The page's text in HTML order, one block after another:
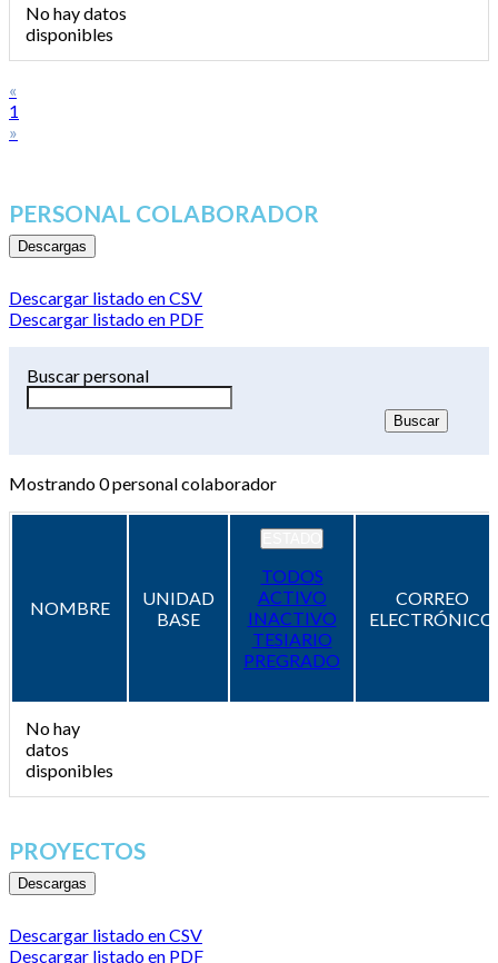
No hay datos
disponibles
«
1
»
PERSONAL COLABORADOR
Descargas
Descargar listado en CSV
Descargar listado en PDF
Buscar personal
Mostrando0personal colaborador
NOMBRE
UNIDAD
BASE
TODOS
ACTIVO
INACTIVO
TESIARIO
PREGRADO
CORREO
ELECTRÓNICO
No hay
datos
disponibles
PROYECTOS
Descargas
Descargar listado en CSV
Descargar listado en PDF